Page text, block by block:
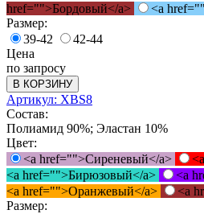
href="">Бордовый</a>
<a
Размер:
39-42
42-44
Цена
по запросу
В КОРЗИНУ
Артикул: XBS8
Состав:
Полиамид 90%; Эластан 10%
Цвет:
<a href="">Сиреневый</a>
<a href="">Бирюзовый</a>
<a
<a href="">Оранжевый</a>
<a
Размер: